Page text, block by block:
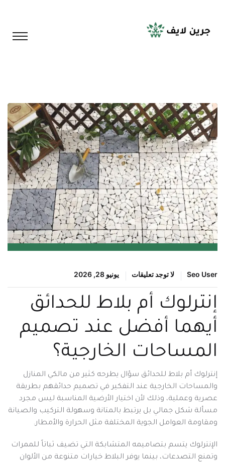
Seo User لا توجد تعليقات يونيو 28, 2026
إنترلوك أم بلاط للحدائق
أيهما أفضل عند تصميم
المساحات الخارجية؟
إنترلوك أم بلاط للحدائق سؤال يطرحه كثير من مالكي المنازل
والمساحات الخارجية عند التفكير في تصميم حدائقهم بطريقة
عصرية وعملية، وذلك لأن اختيار الأرضية المناسبة ليس مجرد
مسألة شكل جمالي بل يرتبط بالمتانة وسهولة التركيب والصيانة
ومقاومة العوامل الجوية المختلفة مثل الحرارة والأمطار.
الإنترلوك يتسم بتصاميمه المتشابكة التي تضيف ثباتاً للممرات
وتمنع التصدعات، بينما يوفر البلاط خيارات متنوعة من الألوان